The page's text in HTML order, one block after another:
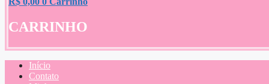
CARRINHO
Início
Contato